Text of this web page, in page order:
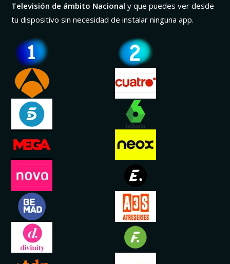
Televisión de ámbito Nacional y que puedes ver desde
tu dispositivo sin necesidad de instalar ninguna app.